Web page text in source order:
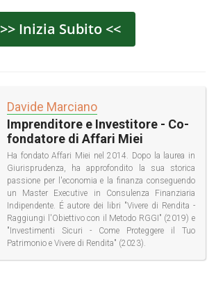
>> Inizia Subito <<
Davide Marciano
Imprenditore e Investitore - Co-
fondatore di Affari Miei
Ha fondato Affari Miei nel 2014. Dopo la laurea in
Giurisprudenza, ha approfondito la sua storica
passione per l'economia e la finanza conseguendo
un Master Executive in Consulenza Finanziaria
Indipendente. É autore dei libri "Vivere di Rendita -
Raggiungi l'Obiettivo con il Metodo RGGI" (2019) e
"Investimenti Sicuri - Come Proteggere il Tuo
Patrimonio e Vivere di Rendita" (2023).